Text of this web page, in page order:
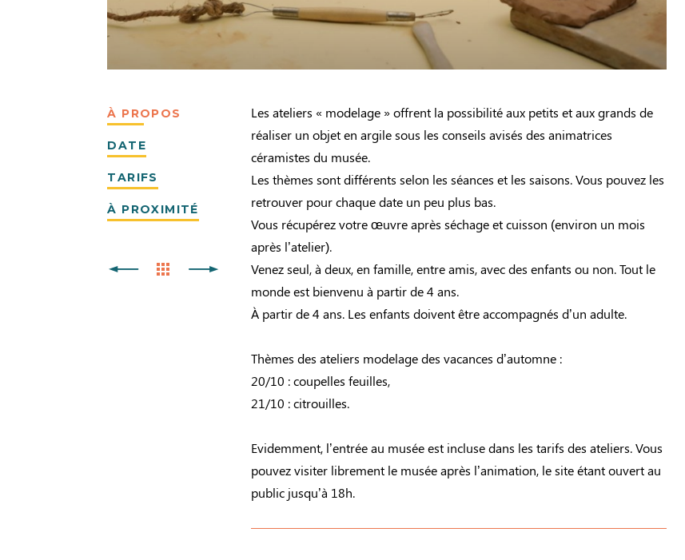
À PROPOS
DATE
TARIFS
À PROXIMITÉ
Les ateliers « modelage » offrent la possibilité aux petits et aux grands de
réaliser un objet en argile sous les conseils avisés des animatrices
céramistes du musée.
Les thèmes sont différents selon les séances et les saisons. Vous pouvez les
retrouver pour chaque date un peu plus bas.
Vous récupérez votre œuvre après séchage et cuisson (environ un mois
après l’atelier).
Venez seul, à deux, en famille, entre amis, avec des enfants ou non. Tout le
monde est bienvenu à partir de 4 ans.
À partir de 4 ans. Les enfants doivent être accompagnés d’un adulte.
Thèmes des ateliers modelage des vacances d’automne :
20/10 : coupelles feuilles,
21/10 : citrouilles.
Evidemment, l’entrée au musée est incluse dans les tarifs des ateliers. Vous
pouvez visiter librement le musée après l’animation, le site étant ouvert au
public jusqu’à 18h.